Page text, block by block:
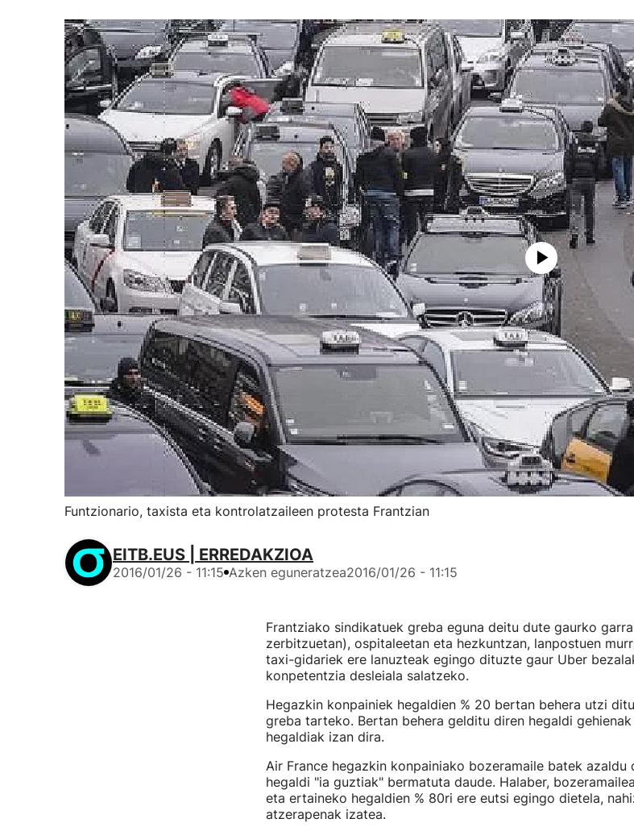
Funtzionario, taxista eta kontrolatzaileen protesta Frantzian
EITB.EUS | ERREDAKZIOA
2016/01/26 - 11:15 Azken eguneratzea2016/01/26 - 11:15
Frantziako sindikatuek greba eguna deitu dute gaurko
zerbitzuetan), ospitaleetan eta hezkuntzan, lanpostuen
taxi-gidariek ere lanuzteak egingo dituzte gaur Uber
konpetentzia desleiala salatzeko.
Hegazkin konpainiek hegaldien % 20 bertan behera utzi
greba tarteko. Bertan behera gelditu diren hegaldi
hegaldiak izan dira.
Air France hegazkin konpainiako bozeramaile batek azaldu
hegaldi "ia guztiak" bermatuta daude. Halaber,
eta ertaineko hegaldien % 80ri ere eutsi egingo dietela,
atzerapenak izatea.